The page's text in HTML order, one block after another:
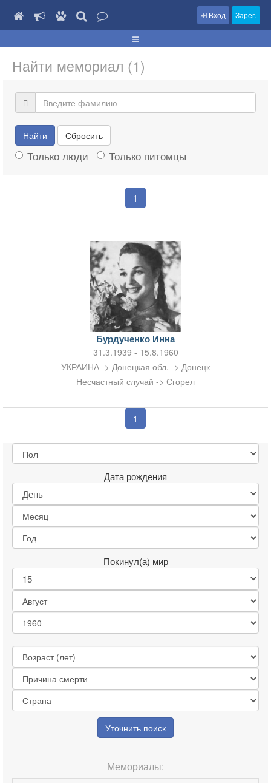
Вход Зарег.
Найти мемориал (1)
Найти Сбросить
Только люди Только питомцы
1
Бурдученко Инна
31.3.1939 - 15.8.1960
УКРАИНА -> Донецкая обл. -> Донецк
Несчастный случай -> Сгорел
1
Дата рождения
Покинул(а) мир
Уточнить поиск
Мемориалы: